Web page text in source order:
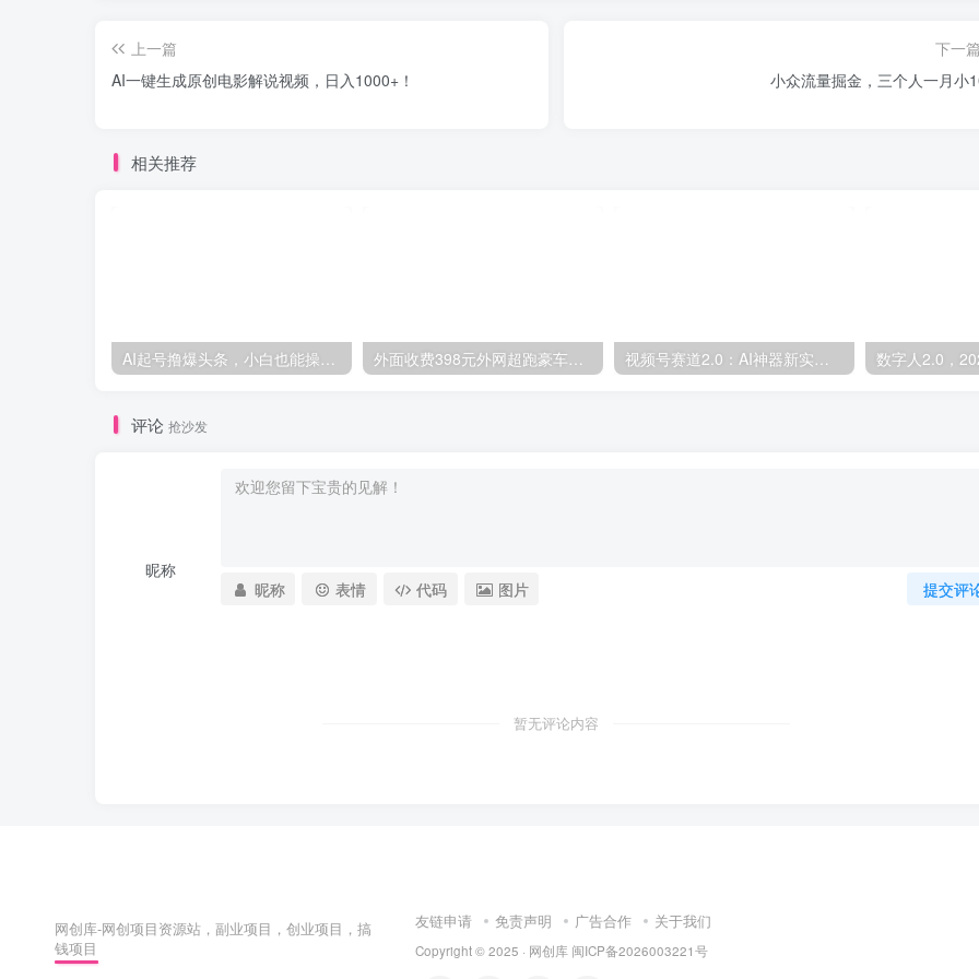
上一篇
AI一键生成原创电影解说视频，日入1000+！
下一篇
小众流量掘金，三个人一月小
相关推荐
评论 抢沙发
昵称
提交评
昵称 表情 代码 图片
暂无评论内容
网创库-网创项目资源站，副业项目，创业项目，搞
钱项目
友链申请 免责声明 广告合作 关于我们
Copyright © 2025 · 网创库 闽ICP备2026003221号